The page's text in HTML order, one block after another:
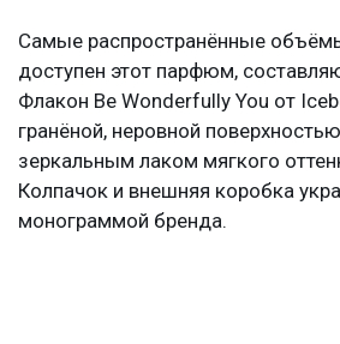
Самые распространённые
доступен этот парфюм,
Флакон Be Wonderfully You от
гранёной, неровной
зеркальным лаком мягкого
Колпачок и внешняя коробка
монограммой бренда.